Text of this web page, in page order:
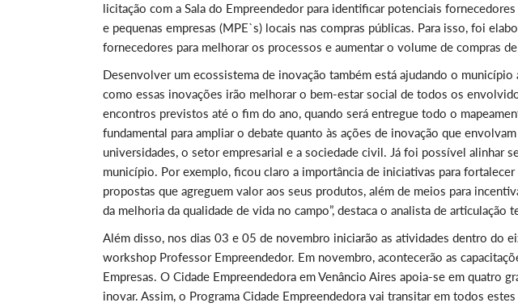
licitação com a Sala do Empreendedor para identificar potenciais
e pequenas empresas (MPE`s) locais nas compras públicas. Para isso, foi
fornecedores para melhorar os processos e aumentar o volume de compras
Desenvolver um ecossistema de inovação também está ajudando o município
como essas inovações irão melhorar o bem-estar social de todos os
encontros previstos até o fim do ano, quando será entregue todo o
fundamental para ampliar o debate quanto às ações de inovação que
universidades, o setor empresarial e a sociedade civil. Já foi possível alinhar
município. Por exemplo, ficou claro a importância de iniciativas para
propostas que agreguem valor aos seus produtos, além de meios para
da melhoria da qualidade de vida no campo”, destaca o analista de articulação
Além disso, nos dias 03 e 05 de novembro iniciarão as atividades dentro do
workshop Professor Empreendedor. Em novembro, acontecerão as
Empresas. O Cidade Empreendedora em Venâncio Aires apoia-se em quatro
inovar. Assim, o Programa Cidade Empreendedora vai transitar em todos